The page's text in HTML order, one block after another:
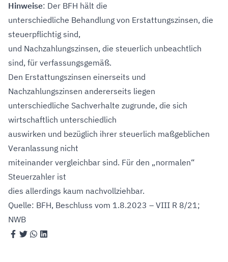
Hinweise: Der BFH hält die
unterschiedliche Behandlung von Erstattungszinsen, die
steuerpflichtig sind,
und Nachzahlungszinsen, die steuerlich unbeachtlich
sind, für verfassungsgemäß.
Den Erstattungszinsen einerseits und
Nachzahlungszinsen andererseits liegen
unterschiedliche Sachverhalte zugrunde, die sich
wirtschaftlich unterschiedlich
auswirken und bezüglich ihrer steuerlich maßgeblichen
Veranlassung nicht
miteinander vergleichbar sind. Für den „normalen“
Steuerzahler ist
dies allerdings kaum nachvollziehbar.
Quelle: BFH, Beschluss vom 1.8.2023 – VIII R 8/21;
NWB